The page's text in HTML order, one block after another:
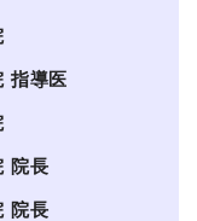
指導医
院長
院長